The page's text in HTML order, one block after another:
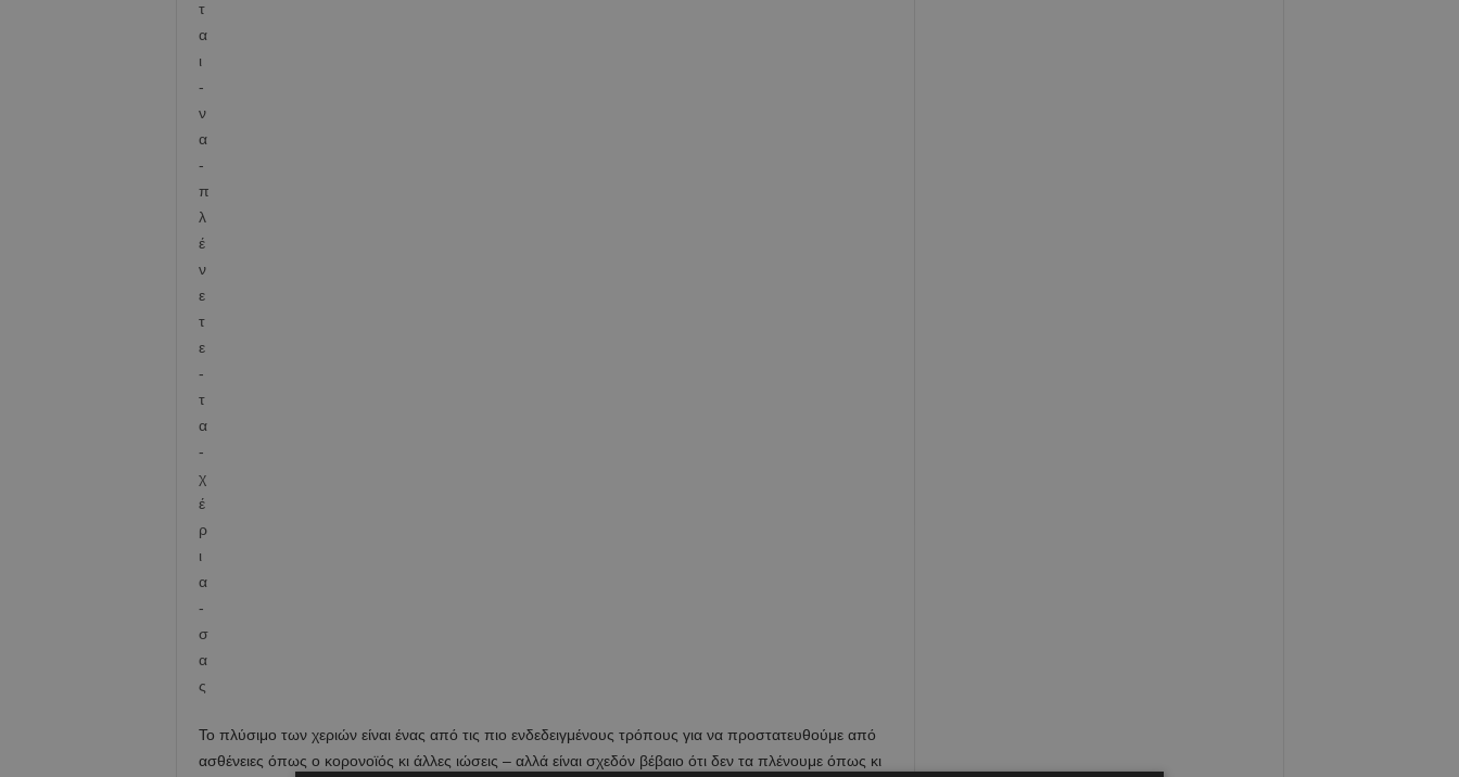
Το πλύσιμο των χεριών είναι ένας από τις πιο ενδεδειγμένους τρόπους για να προστατευθούμε από
ασθένειες όπως ο κορονοϊός κι άλλες ιώσεις – αλλά είναι σχεδόν βέβαιο ότι δεν τα πλένουμε όπως κι